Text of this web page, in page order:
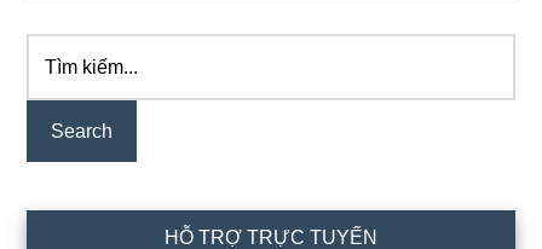
Primary
Sidebar
kiếm...
HỖ TRỢ TRỰC TUYẾN